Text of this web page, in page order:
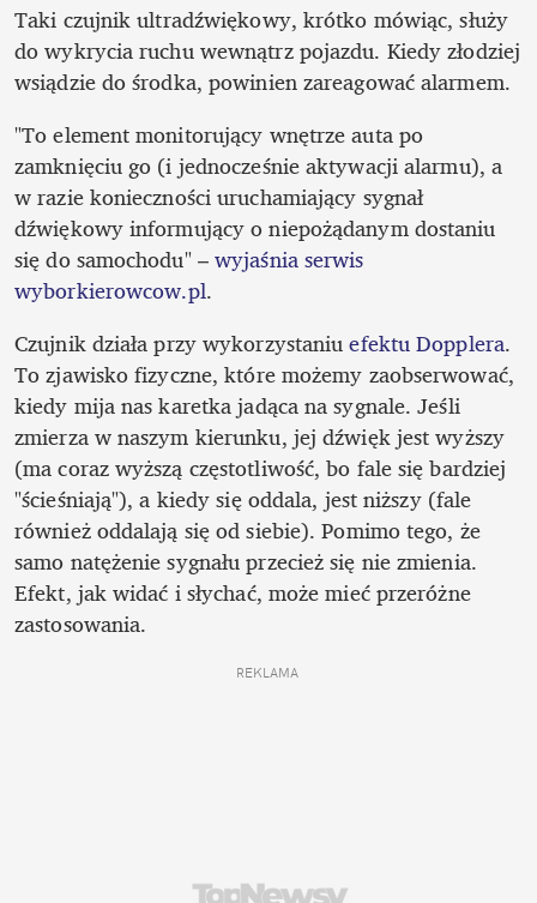
Taki czujnik ultradźwiękowy, krótko mówiąc, służy
do wykrycia ruchu wewnątrz pojazdu. Kiedy złodziej
wsiądzie do środka, powinien zareagować alarmem.
"To element monitorujący wnętrze auta po
zamknięciu go (i jednocześnie aktywacji alarmu), a
w razie konieczności uruchamiający sygnał
dźwiękowy informujący o niepożądanym dostaniu
się do samochodu" – wyjaśnia serwis
wyborkierowcow.pl.
Czujnik działa przy wykorzystaniu efektu Dopplera.
To zjawisko fizyczne, które możemy zaobserwować,
kiedy mija nas karetka jadąca na sygnale. Jeśli
zmierza w naszym kierunku, jej dźwięk jest wyższy
(ma coraz wyższą częstotliwość, bo fale się bardziej
"ścieśniają"), a kiedy się oddala, jest niższy (fale
również oddalają się od siebie). Pomimo tego, że
samo natężenie sygnału przecież się nie zmienia.
Efekt, jak widać i słychać, może mieć przeróżne
zastosowania.
REKLAMA